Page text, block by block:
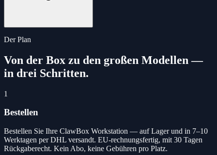
Der Plan
Von der Box zu den großen Modellen —
in drei Schritten.
1
Bestellen
Bestellen Sie Ihre ClawBox Workstation — auf Lager und in 7–10
Werktagen per DHL versandt. EU-rechnungsfertig, mit 30 Tagen
Rückgaberecht. Kein Abo, keine Gebühren pro Platz.